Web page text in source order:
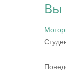
Вы